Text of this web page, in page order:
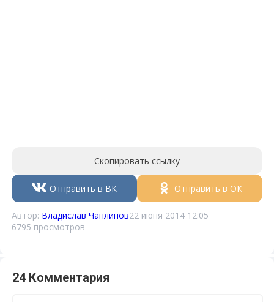
Скопировать ссылку
Отправить в ВК Отправить в ОК
Автор: Владислав Чаплинов22 июня 2014 12:05
6795 просмотров
24 Комментария